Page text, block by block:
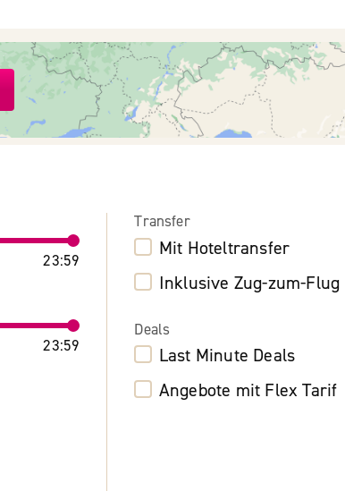
23:59
23:59
Transfer
Mit Hoteltransfer
Inklusive Zug-zum-Flug
Deals
Last Minute Deals
Angebote mit Flex Tarif